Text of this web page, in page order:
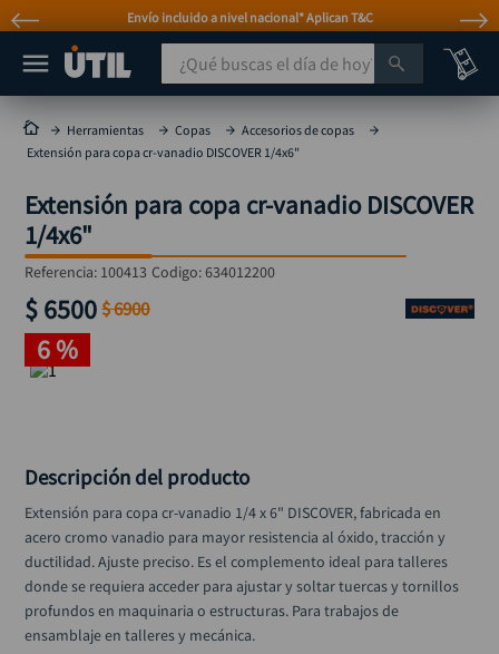
Envío incluido a nivel nacional* Aplican T&C
¿Qué buscas el día de hoy?
Herramientas Copas
Accesorios de copas
Extensión para copa cr-vanadio DISCOVER 1/4x6"
Extensión para copa cr-vanadio DISCOVER
1/4x6"
Referencia: 100413 Codigo:634012200
$6500 $6900
6 %
Descripción del producto
Extensión para copa cr-vanadio 1/4 x 6" DISCOVER, fabricada en
acero cromo vanadio para mayor resistencia al óxido, tracción y
ductilidad. Ajuste preciso. Es el complemento ideal para talleres
donde se requiera acceder para ajustar y soltar tuercas y tornillos
profundos en maquinaria o estructuras. Para trabajos de
ensamblaje en talleres y mecánica.
MÁS BUSCADOS
taladro
taladros pulidoras
compresor
mototool
broca
sierra circular
alicate
taladro inalámbrico